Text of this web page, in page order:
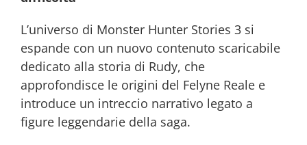
L’universo di Monster Hunter Stories 3 si
espande con un nuovo contenuto scaricabile
dedicato alla storia di Rudy, che
approfondisce le origini del Felyne Reale e
introduce un intreccio narrativo legato a
figure leggendarie della saga.